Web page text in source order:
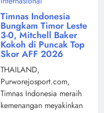
Timnas Indonesia
Bungkam Timor Leste
3-0, Mitchell Baker
Kokoh di Puncak Top
Skor AFF 2026
THAILAND,
Purworejosport.com,
Timnas Indonesia meraih
kemenangan meyakinkan